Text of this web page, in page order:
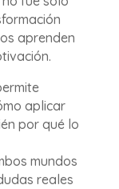
aprenden
aplicar
por qué lo
mundos
reales